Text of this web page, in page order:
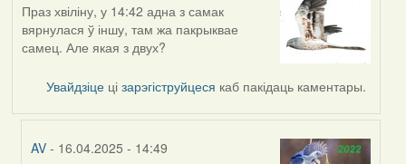
Праз хвіліну, у 14:42 адна з самак
вярнулася ў іншу, там жа пакрыквае
самец. Але якая з двух?
Увайдзіце цізарэгіструйцеся каб пакідаць каментары.
AV - 16.04.2025 - 14:49